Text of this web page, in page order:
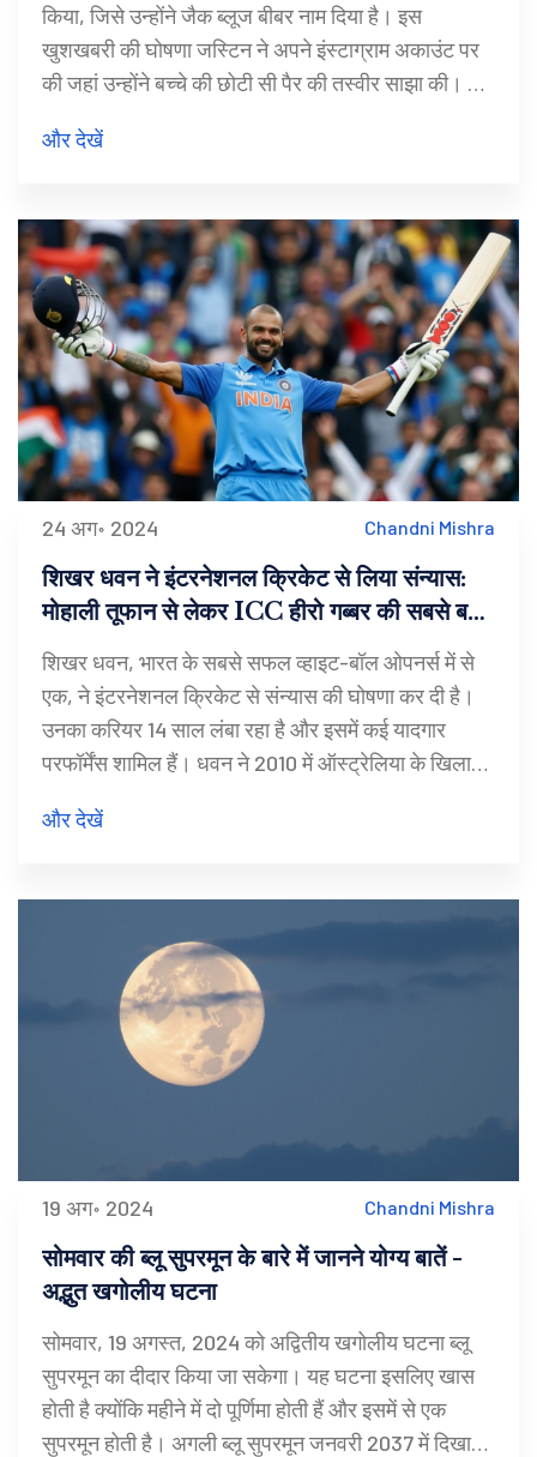
किया, जिसे उन्होंने जैक ब्लूज बीबर नाम दिया है। इस
खुशखबरी की घोषणा जस्टिन ने अपने इंस्टाग्राम अकाउंट पर
की जहां उन्होंने बच्चे की छोटी सी पैर की तस्वीर साझा की। यह
में अपनी गर्भावस्था की खुशखबरी की घोषणा की थी।
और देखें
24 अग॰ 2024 Chandni Mishra
शिखर धवन ने इंटरनेशनल क्रिकेट से लिया संन्यास:
मोहाली तूफान से लेकर ICC हीरो गब्बर की सबसे बड़ी
पारियां
शिखर धवन, भारत के सबसे सफल व्हाइट-बॉल ओपनर्स में से
एक, ने इंटरनेशनल क्रिकेट से संन्यास की घोषणा कर दी है।
उनका करियर 14 साल लंबा रहा है और इसमें कई यादगार
परफॉर्मेंस शामिल हैं। धवन ने 2010 में ऑस्ट्रेलिया के खिलाफ
बन गए। उनके सबसे यादगार पलों में 2019 विश्व कप में
और देखें
19 अग॰ 2024 Chandni Mishra
सोमवार की ब्लू सुपरमून के बारे में जानने योग्य बातें -
अद्भुत खगोलीय घटना
सोमवार, 19 अगस्त, 2024 को अद्वितीय खगोलीय घटना ब्लू
सुपरमून का दीदार किया जा सकेगा। यह घटना इसलिए खास
होती है क्योंकि महीने में दो पूर्णिमा होती हैं और इसमें से एक
सुपरमून होती है। अगली ब्लू सुपरमून जनवरी 2037 में दिखाई